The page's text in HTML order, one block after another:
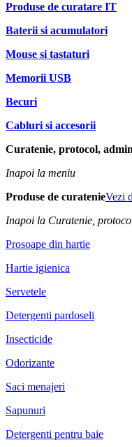
Produse de curatare IT
Baterii si acumulatori
Mouse si tastaturi
Memorii USB
Becuri
Cabluri si accesorii
Curatenie, protocol,
Inapoi la meniu
Produse de curatenieVezi
Inapoi la Curatenie,
Prosoape din hartie
Hartie igienica
Servetele
Detergenti pardoseli
Insecticide
Odorizante
Saci menajeri
Sapunuri
Detergenti pentru baie